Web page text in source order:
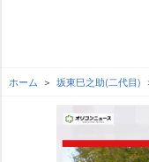
ホーム 坂東巳之助(二代目)